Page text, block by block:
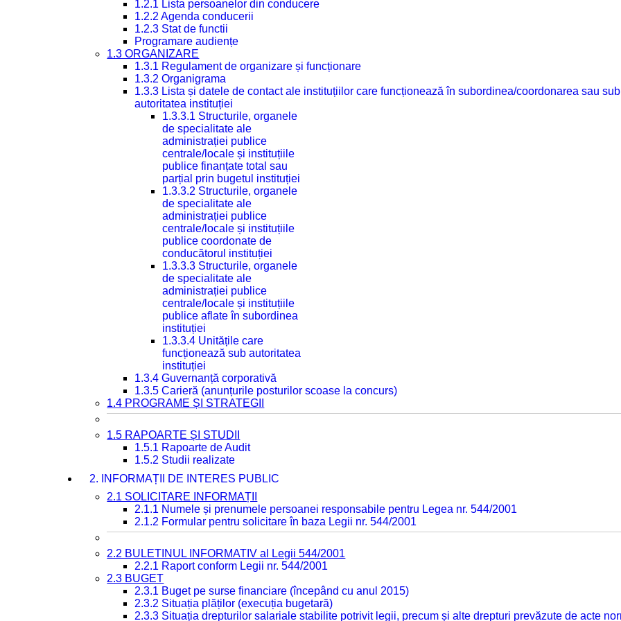
1.2.1 Lista persoanelor din conducere
1.2.2 Agenda conducerii
1.2.3 Stat de functii
Programare audiențe
1.3 ORGANIZARE
1.3.1 Regulament de organizare și funcționare
1.3.2 Organigrama
1.3.3 Lista și datele de contact ale instituțiilor care funcționează în subordinea/coordonarea sau sub
autoritatea instituției
1.3.3.1 Structurile, organele
de specialitate ale
administrației publice
centrale/locale și instituțiile
publice finanțate total sau
parțial prin bugetul instituției
1.3.3.2 Structurile, organele
de specialitate ale
administrației publice
centrale/locale și instituțiile
publice coordonate de
conducătorul instituției
1.3.3.3 Structurile, organele
de specialitate ale
administrației publice
centrale/locale și instituțiile
publice aflate în subordinea
instituției
1.3.3.4 Unitățile care
funcționează sub autoritatea
instituției
1.3.4 Guvernanță corporativă
1.3.5 Carieră (anunțurile posturilor scoase la concurs)
1.4 PROGRAME ȘI STRATEGII
1.5 RAPOARTE ȘI STUDII
1.5.1 Rapoarte de Audit
1.5.2 Studii realizate
2. INFORMAȚII DE INTERES PUBLIC
2.1 SOLICITARE INFORMAȚII
2.1.1 Numele și prenumele persoanei responsabile pentru Legea nr. 544/2001
2.1.2 Formular pentru solicitare în baza Legii nr. 544/2001
2.2 BULETINUL INFORMATIV al Legii 544/2001
2.2.1 Raport conform Legii nr. 544/2001
2.3 BUGET
2.3.1 Buget pe surse financiare (începând cu anul 2015)
2.3.2 Situația plăților (execuția bugetară)
2.3.3 Situația drepturilor salariale stabilite potrivit legii, precum și alte drepturi prevăzute de acte